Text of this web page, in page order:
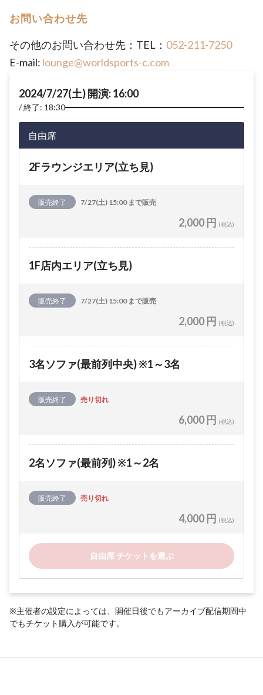
お問い合わせ先
その他のお問い合わせ先：TEL： 052-211-7250
E-mail: lounge@worldsports-c.com
2024/7/27(土) 開演: 16:00
終了: 18:30
自由席
2Fラウンジエリア(立ち見)
販売終了 7/27(土) 15:00 まで販売
2,000 円 (税込)
1F店内エリア(立ち見)
販売終了 7/27(土) 15:00 まで販売
2,000 円 (税込)
3名ソファ(最前列中央) ※1～3名
販売終了 売り切れ
6,000 円 (税込)
2名ソファ(最前列) ※1～2名
販売終了 売り切れ
4,000 円 (税込)
自由席 チケットを選ぶ
※主催者の設定によっては、開催日後でもアーカイブ配信期間中
でもチケット購入が可能です。